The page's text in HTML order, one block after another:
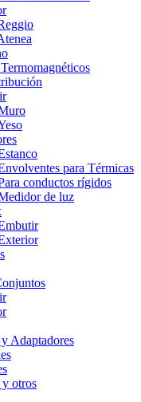
para Térmicas
conductos rígidos
de luz
Adaptadores
y otros